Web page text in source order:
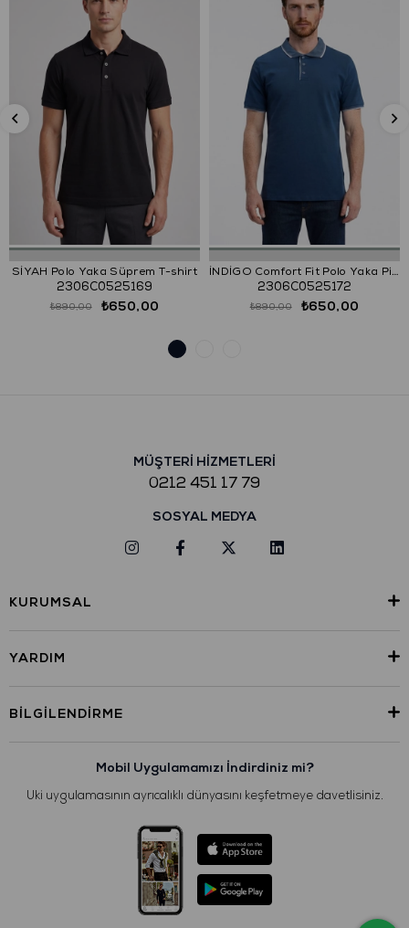
SİYAH Polo Yaka Süprem T-shirt
2306C0525169
₺650,00
₺890,00
İNDİGO Comfort Fit Polo Yaka Pike T-Shirt
2306C0525172
₺650,00
₺890,00
MÜŞTERİ HİZMETLERİ
0212 451 17 79
SOSYAL MEDYA
KURUMSAL
YARDIM
BILGILENDIRME
Mobil Uygulamamızı İndirdiniz mi?
Uki uygulamasının ayrıcalıklı dünyasını keşfetmeye davetlisiniz.